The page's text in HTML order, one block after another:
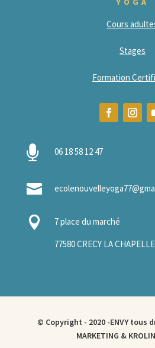
Cours
Stages
Formation
 06 18 58 12 47


7 place du marché
77580 CRECY LA CHAPELLE
© Copyright - 2020 -ENVY tous
MARKETING &